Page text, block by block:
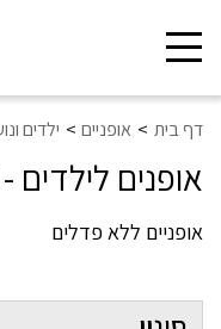
Toggle
navigation
דף בית אופניים ילדים
אופנים לילדים
אופניים ללא פדלים